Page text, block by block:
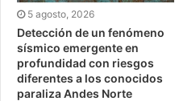
5 agosto, 2026
Detección de un fenómeno
sísmico emergente en
profundidad con riesgos
diferentes a los conocidos
paraliza Andes Norte